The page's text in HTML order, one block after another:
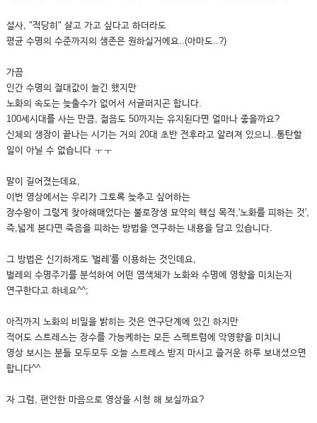
설사, "적당히" 살고 가고 싶다고 하더라도
평균 수명의 수준까지의 생존은 원하실거에요..(아마도..?)
가끔
인간 수명의 절대값이 늘긴 했지만
노화의 속도는 늦출수가 없어서 서글퍼지곤 합니다.
100세시대를 사는 만큼, 젊음도 50까지는 유지된다면 얼마나 좋을까요?
신체의 생장이 끝나는 시기는 거의 20대 초반 전후라고 알려져 있으니..통탄할
일이 아닐 수 없습니다 ㅜㅜ
말이 길어졌는데요,
이번 영상에서는 우리가 그토록 늦추고 싶어하는
장수왕이 그렇게 찾아해매었다는 불로장생 묘약의 핵심 목적,'노화를 피하는 것',
즉,넓게 본다면 죽음을 피하는 방법을 연구하는 내용을 담고 있습니다.
그 방법은 신기하게도 '벌레'를 이용하는 것인데요,
벌레의 수명주기를 분석하여 어떤 염색체가 노화와 수명에 영향을 미치는지
연구한다고 하네요^^;
아직까지 노화의 비밀을 밝히는 것은 연구단계에 있긴 하지만
적어도 스트레스는 장수를 가능케하는 모든 스펙트럼에 악영향을 미치니
영상 보시는 분들 모두모두 오늘 스트레스 받지 마시고 즐거운 하루 보내셨으면
합니다^^
자 그럼, 편안한 마음으로 영상을 시청 해 보실까요?